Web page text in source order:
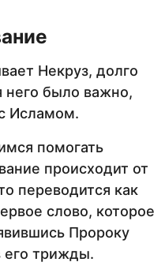
Некруз, долго
него было важно,
Исламом.
помогать
происходит от
переводится как
слово, которое
Пророку
его трижды.